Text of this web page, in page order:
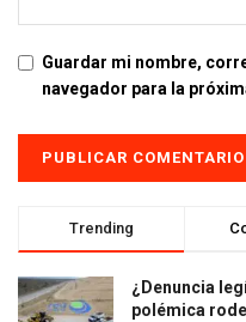
Guardar mi nombre,
navegador para la
Trending
¿Denuncia
polémica